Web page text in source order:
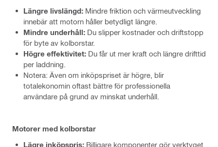
Längre livslängd: Mindre friktion och värmeutveckling
innebär att motorn håller betydligt längre.
Mindre underhåll: Du slipper kostnader och driftstopp
för byte av kolborstar.
Högre effektivitet: Du får ut mer kraft och längre drifttid
per laddning.
Notera: Även om inköpspriset är högre, blir
totalekonomin oftast bättre för professionella
användare på grund av minskat underhåll.
Motorer med kolborstar
Lägre inköpspris: Billigare komponenter gör verktyget